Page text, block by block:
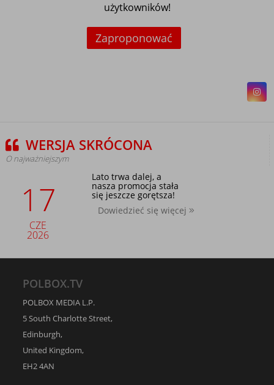
użytkowników!
Zaproponować
WERSJA SKRÓCONA
O najważniejszym
17
CZE
2026
Lato trwa dalej, a
nasza promocja stała
się jeszcze gorętsza!
Dowiedzieć się więcej
POLBOX.TV
POLBOX MEDIA L.P.
5 South Charlotte Street,
Edinburgh,
United Kingdom,
EH2 4AN